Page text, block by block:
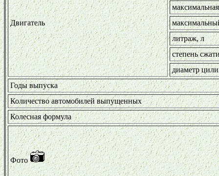
Двигатель
литраж, л
степень
диаметр
Годы выпуска
Количество автомобилей выпущенных
Колесная формула
Фото